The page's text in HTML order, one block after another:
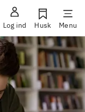
Log ind Husk Menu